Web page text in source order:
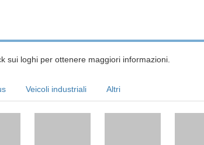
sui loghi per ottenere maggiori informazioni.
Veicoli industriali Altri